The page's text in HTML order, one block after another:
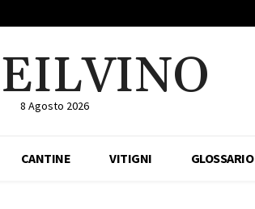
8 Agosto 2026
CANTINE VITIGNI GLOSSARIO